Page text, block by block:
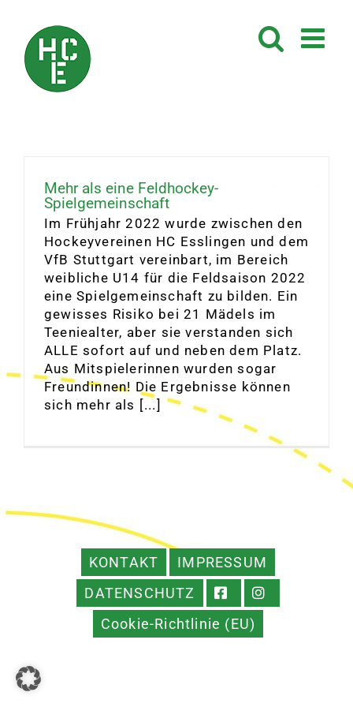
springen
Mehr als eine Feldhockey-
Spielgemeinschaft
Im Frühjahr 2022 wurde zwischen den
Hockeyvereinen HC Esslingen und dem
VfB Stuttgart vereinbart, im Bereich
weibliche U14 für die Feldsaison 2022
eine Spielgemeinschaft zu bilden. Ein
gewisses Risiko bei 21 Mädels im
Teeniealter, aber sie verstanden sich
ALLE sofort auf und neben dem Platz.
Aus Mitspielerinnen wurden sogar
Freundinnen! Die Ergebnisse können
sich mehr als [...]
KONTAKT
IMPRESSUM
DATENSCHUTZ
Cookie-Richtlinie (EU)